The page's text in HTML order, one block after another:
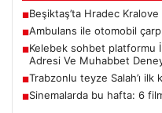
■Beşiktaş’ta Hradec Kralove
■Ambulans ile otomobil
■Kelebek sohbet platformu
Adresi Ve Muhabbet
■Trabzonlu teyze Salah’ı
■Sinemalarda bu hafta: 6